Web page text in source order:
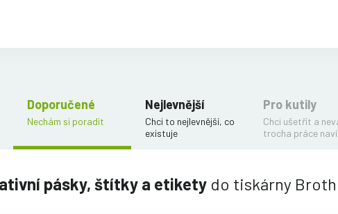
Doporučené
Nechám si poradit
Nejlevnější
Chci to nejlevnější, co
existuje
Pro kutily
Chci ušetřit a
trocha práce
pásky, štítky a etikety do tiskárny